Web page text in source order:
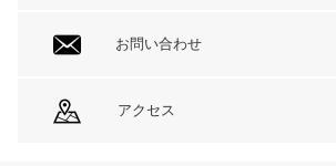
お問い合わせ
アクセス